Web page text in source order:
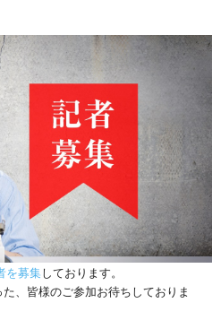
を募集しております。
、皆様のご参加お待ちしておりま